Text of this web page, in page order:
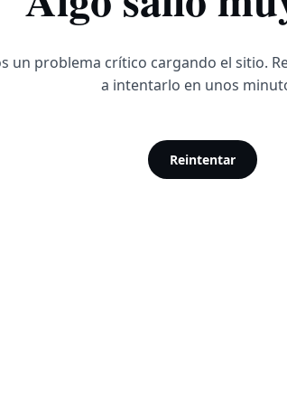
un problema crítico cargando el sitio.
a intentarlo en unos
Reintentar